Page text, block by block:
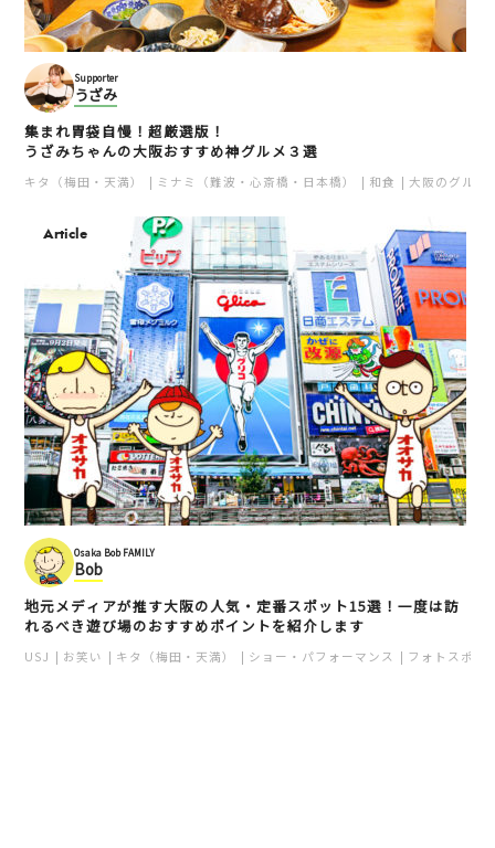
Supporter
うざみ
集まれ胃袋自慢！超厳選版！
うざみちゃんの大阪おすすめ神グルメ３選
キタ（梅田・天満） ミナミ（難波・心斎橋・日本橋） 和食 大阪のグルメ
Article
Osaka Bob FAMILY
Bob
地元メディアが推す大阪の人気・定番スポット15選！一度は訪
れるべき遊び場のおすすめポイントを紹介します
USJ お笑い キタ（梅田・天満） ショー・パフォーマンス フォトスポッ